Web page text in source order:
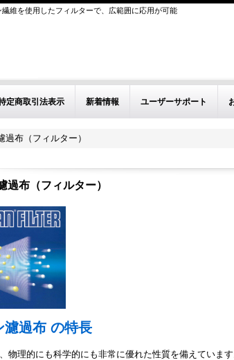
維を使用したフィルターで、広範囲に応用が可能
定商取引法表示 新着情報 ユーザーサポート
過布（フィルター）
過布（フィルター）
濾過布 の特長
物理的にも科学的にも非常に優れた性質を備えていま